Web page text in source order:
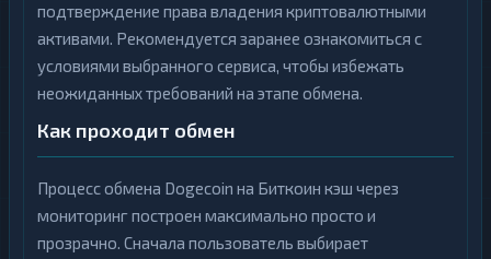
подтверждение права владения криптовалютными
активами. Рекомендуется заранее ознакомиться с
условиями выбранного сервиса, чтобы избежать
неожиданных требований на этапе обмена.
Как проходит обмен
Процесс обмена Dogecoin на Биткоин кэш через
мониторинг построен максимально просто и
прозрачно. Сначала пользователь выбирает